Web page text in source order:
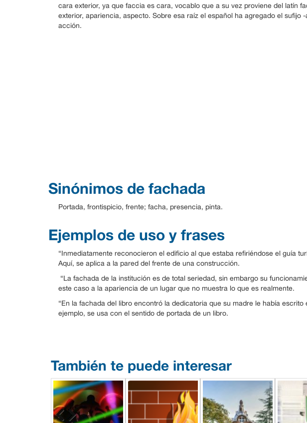
cara exterior, ya que faccia es cara, vocablo que a su vez proviene del latín
exterior, apariencia, aspecto. Sobre esa raíz el español ha agregado el sufijo
acción.
Sinónimos de fachada
Portada, frontispicio, frente; facha, presencia, pinta.
Ejemplos de uso y frases
“Inmediatamente reconocieron el edificio al que estaba refiriéndose el guía
Aquí, se aplica a la pared del frente de una construcción.
“La fachada de la institución es de total seriedad, sin embargo su
este caso a la apariencia de un lugar que no muestra lo que es realmente.
“En la fachada del libro encontró la dedicatoria que su madre le había escrito
ejemplo, se usa con el sentido de portada de un libro.
También te puede interesar